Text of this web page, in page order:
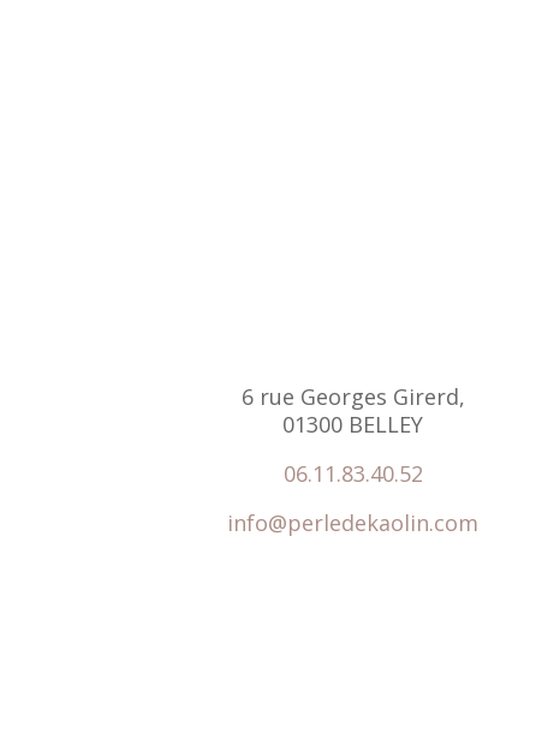
6 rue Georges Girerd,
01300 BELLEY
06.11.83.40.52
info@perledekaolin.com